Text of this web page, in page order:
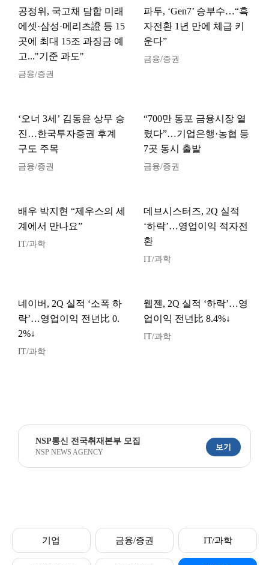
공정위, 국고채 담합 미래
에셋·삼성·메리츠證 등 15
곳에 최대 15조 과징금 예
고..."기준 과도"
금융/증권
파두, ‘Gen7’ 승부수…“흑
자전환 1년 만에 체급 키
운다”
금융/증권
‘오너 3세’ 김동윤 상무 승
진…한국투자증권 후계
구도 주목
금융/증권
“700만 동포 금융시장 열
렸다”…기업은행·농협 등
7곳 동시 출발
금융/증권
배우 박지현 “제우스의 세
계에서 만나요”
IT/과학
데브시스터즈, 2Q 실적
‘하락’…영업이익 적자전
환
IT/과학
네이버, 2Q 실적 ‘소폭 하
락’…영업이익 전년比 0.
2%↓
IT/과학
웹젠, 2Q 실적 ‘하락’…영
업이익 전년比 8.4%↓
IT/과학
NSP통신 전국취재본부 모집
NSP NEWS AGENCY
보기
기업 금융/증권 IT/과학